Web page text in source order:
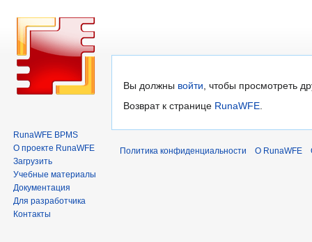
Перейти
к
Перейти
к
Вы должны войти, чтобы просмотреть
Возврат к странице RunaWFE.
RunaWFE BPMS
О проекте RunaWFE
Загрузить
Учебные материалы
Документация
Для разработчика
Контакты
Политика конфиденциальности О RunaWFE